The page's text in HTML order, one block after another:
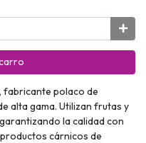
fabricante polaco de
alta gama. Utilizan frutas y
la calidad con
cárnicos de